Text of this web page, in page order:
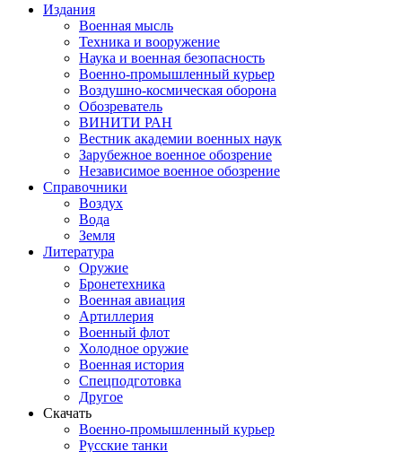
Издания
Военная мысль
Техника и вооружение
Наука и военная безопасность
Военно-промышленный курьер
Воздушно-космическая оборона
Обозреватель
ВИНИТИ РАН
Вестник академии военных наук
Зарубежное военное обозрение
Независимое военное обозрение
Справочники
Воздух
Вода
Земля
Литература
Оружие
Бронетехника
Военная авиация
Артиллерия
Военный флот
Холодное оружие
Военная история
Спецподготовка
Другое
Скачать
Военно-промышленный курьер
Русские танки